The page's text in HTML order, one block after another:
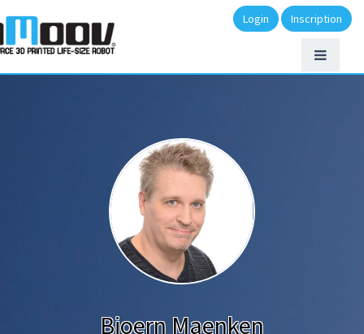
Login Inscription
Bjoern Maenken